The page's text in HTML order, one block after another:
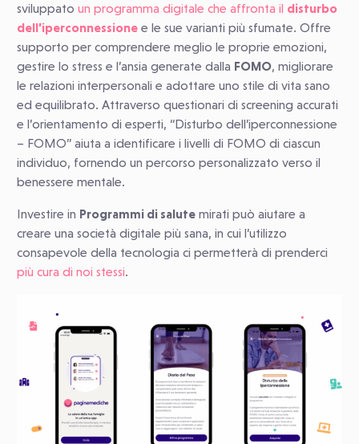
sviluppatoun programma digitale che affronta il disturbo
dell’iperconnessione e le sue varianti più sfumate. Offre
supporto per comprendere meglio le proprie emozioni,
gestire lo stress e l’ansia generate dalla FOMO, migliorare
le relazioni interpersonali e adottare uno stile di vita sano
ed equilibrato. Attraverso questionari di screening accurati
e l’orientamento di esperti, “Disturbo dell’iperconnessione
– FOMO” aiuta a identificare i livelli di FOMO di ciascun
individuo, fornendo un percorso personalizzato verso il
benessere mentale.
Investire in Programmi di salute mirati può aiutare a
creare una società digitale più sana, in cui l’utilizzo
consapevole della tecnologia ci permetterà di prenderci
più cura di noi stessi.